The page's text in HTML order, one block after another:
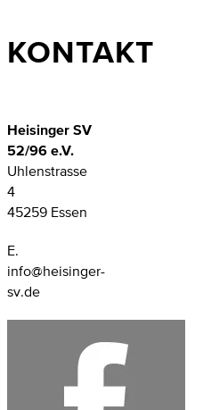
KONTAKT
Heisinger SV
52/96 e.V.
Uhlenstrasse
4
45259 Essen
E.
info@heisinger-
sv.de